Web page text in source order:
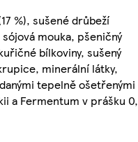
%), sušené drůbeží
mouka, pšeničný
bílkoviny, sušený
minerální látky,
tepelně ošetřenými
a Fermentum v prášku 0,